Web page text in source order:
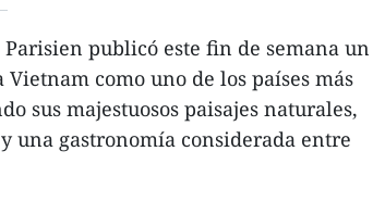
publicó este fin de semana un
como uno de los países más
sus majestuosos paisajes naturales,
una gastronomía considerada entre